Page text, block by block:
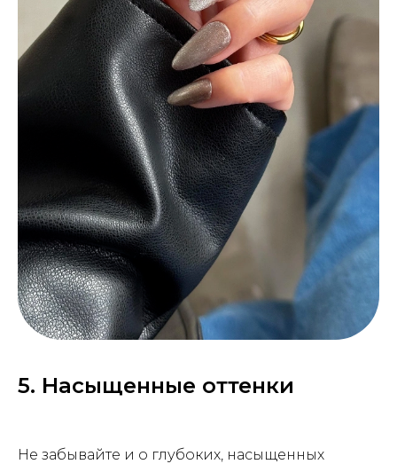
5. Насыщенные оттенки
Не забывайте и о глубоких, насыщенных